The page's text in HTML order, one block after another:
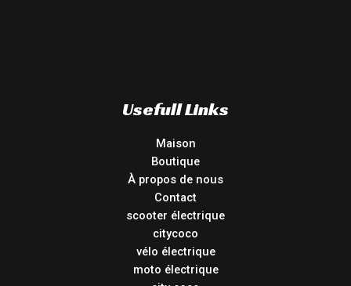
Usefull Links
Maison
Boutique
À propos de nous
Contact
scooter électrique
citycoco
vélo électrique
moto électrique